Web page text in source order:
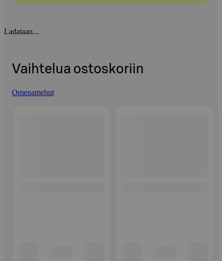
Ladataan...
Vaihtelua ostoskoriin
Omenamehut